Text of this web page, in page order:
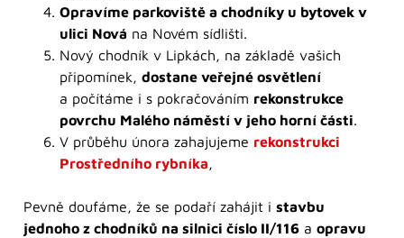
Opravíme parkoviště a chodníky u bytovek v
ulici Nová na Novém sídlišti.
Nový chodník v Lipkách, na základě vašich
připomínek, dostane veřejné osvětlení
a počítáme i s pokračováním rekonstrukce
povrchu Malého náměstí v jeho horní části.
V průběhu února zahajujeme rekonstrukci
Prostředního rybníka,
Pevně doufáme, že se podaří zahájit i stavbu
jednoho z chodníků na silnici číslo II/116 a opravu